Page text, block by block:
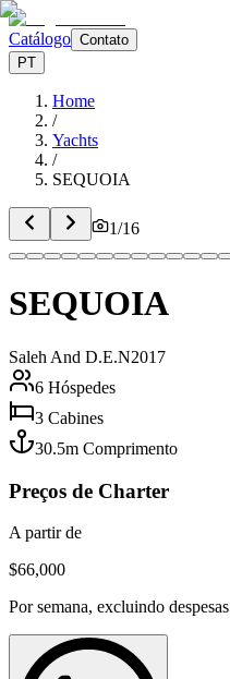
Catálogo Contato
PT
Home
/
Yachts
/
SEQUOIA
1/16
SEQUOIA
Saleh And D.E.N2017
6 Hóspedes
3 Cabines
30.5m Comprimento
Preços de Charter
A partir de
$66,000
Por semana, excluindo despesas